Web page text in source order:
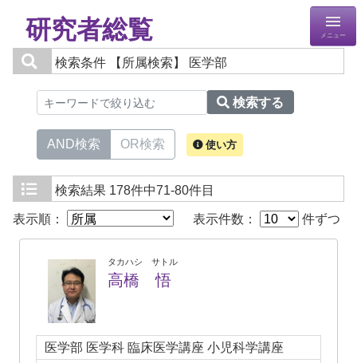
研究者総覧 メニュー
検索条件 【所属検索】 医学部
検索する
AND検索 OR検索 使い方
検索結果 178件中71-80件目
表示順： 表示件数： 件ずつ
タカハシ サトル
高橋 悟
医学部 医学科 臨床医学講座 小児科学講座